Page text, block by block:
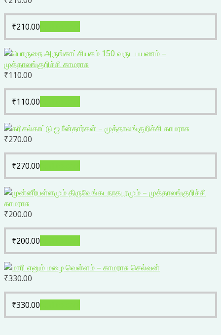
₹210.00
₹110.00
₹110.00
₹270.00
₹270.00
₹200.00
₹200.00
₹330.00
₹330.00